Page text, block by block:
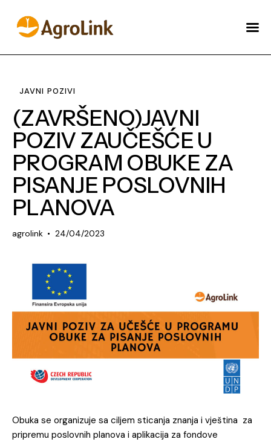
O AGROLINKU
AKADAMIJA
ŠTA MOŽEMO URADITI
ZA VAS?
ENGLISH
JAVNI POZIVI
(ZAVRŠENO)JAVNI
POZIV ZAUČEŠĆE U
PROGRAM OBUKE ZA
PISANJE POSLOVNIH
PLANOVA
agrolink 24/04/2023
Obuka se organizuje sa ciljem sticanja znanja i vještina za
pripremu poslovnih planova i aplikacija za fondove